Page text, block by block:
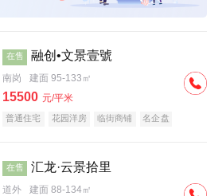
在售 融创•文景壹號
南岗 建面 95-133㎡
15500 元/平米
普通住宅 花园洋房 临街商铺 名企盘
在售 汇龙·云景拾里
道外 建面 88-134㎡